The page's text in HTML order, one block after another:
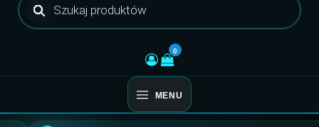
produktów
0
MENU